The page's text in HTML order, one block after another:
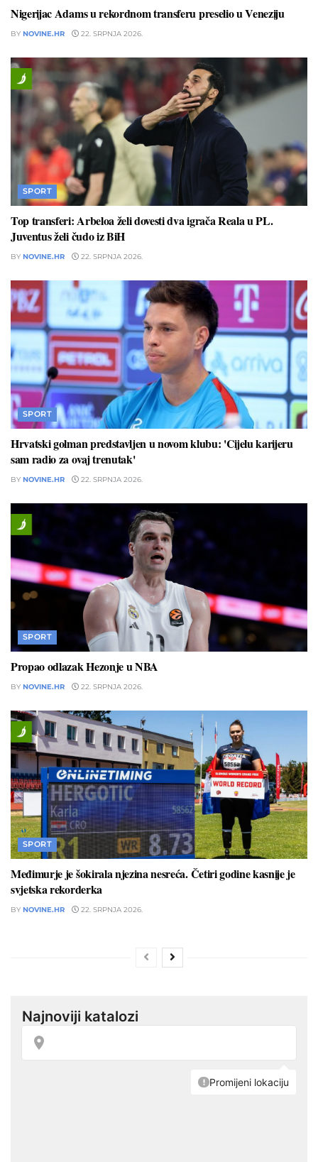
Nigerijac Adams u rekordnom transferu preselio u Veneziju
BY NOVINE.HR 22. SRPNJA 2026.
SPORT
Top transferi: Arbeloa želi dovesti dva igrača Reala u PL.
Juventus želi čudo iz BiH
BY NOVINE.HR 22. SRPNJA 2026.
SPORT
Hrvatski golman predstavljen u novom klubu: 'Cijelu karijeru
sam radio za ovaj trenutak'
BY NOVINE.HR 22. SRPNJA 2026.
SPORT
Propao odlazak Hezonje u NBA
BY NOVINE.HR 22. SRPNJA 2026.
SPORT
Međimurje je šokirala njezina nesreća. Četiri godine kasnije je
svjetska rekorderka
BY NOVINE.HR 22. SRPNJA 2026.